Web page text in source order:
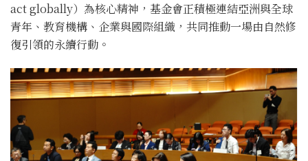
act globally）為核心精神，基金會正積極連結亞洲與全球
青年、教育機構、企業與國際組織，共同推動一場由自然修
復引領的永續行動。